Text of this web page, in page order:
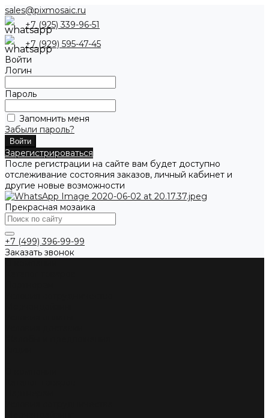
sales@pixmosaic.ru
+7 (925) 339-96-51
+7 (929) 595-47-45
Войти
Логин
Пароль
Запомнить меня
Забыли пароль?
Зарегистрироваться
После регистрации на сайте вам будет доступно
отслеживание состояния заказов, личный кабинет и
другие новые возможности
Прекрасная мозаика
+7 (499) 396-99-99
Заказать звонок